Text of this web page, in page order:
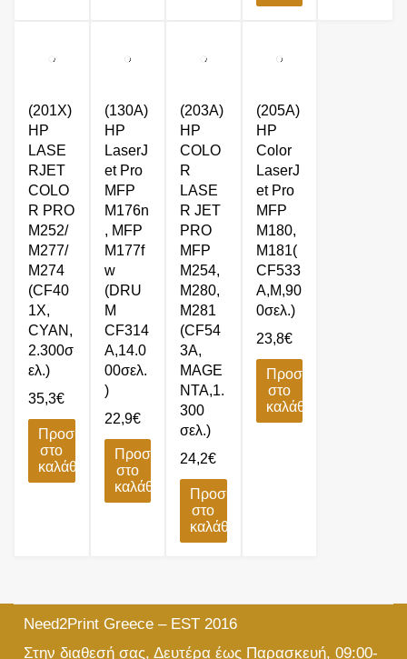
(201X)
HP
LASE
RJET
COLO
R PRO
M252/
M277/
M274
(CF40
1X,
CYAN,
2.300σ
ελ.)
35,3€
Προσθήκη
στο
καλάθι
(130A)
HP
LaserJ
et Pro
MFP
M176n
, MFP
M177f
w
(DRU
M
CF314
A,14.0
00σελ.
)
22,9€
Προσθήκη
στο
καλάθι
(203A)
HP
COLO
R
LASE
R JET
PRO
MFP
M254,
M280,
M281
(CF54
3A,
MAGE
NTA,1.
300
σελ.)
24,2€
Προσθήκη
στο
καλάθι
(205A)
HP
Color
LaserJ
et Pro
MFP
M180,
M181(
CF533
A,M,90
0σελ.)
23,8€
Προσθήκη
στο
καλάθι
Need2Print Greece – EST 2016
Στην διαθεσή σας, Δευτέρα έως Παρασκευή, 09:00-